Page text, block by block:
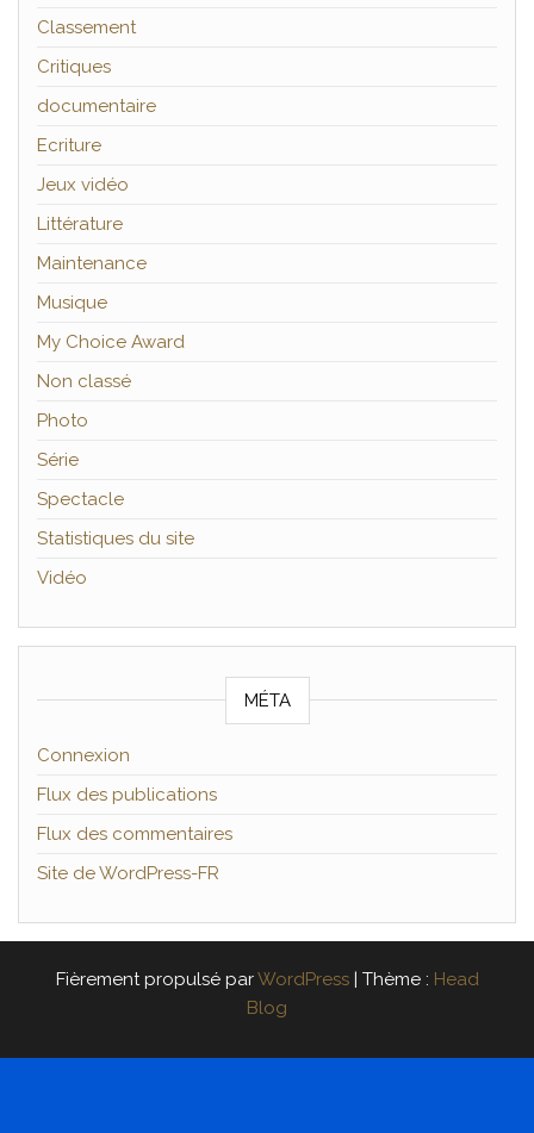
Classement
Critiques
documentaire
Ecriture
Jeux vidéo
Littérature
Maintenance
Musique
My Choice Award
Non classé
Photo
Série
Spectacle
Statistiques du site
Vidéo
MÉTA
Connexion
Flux des publications
Flux des commentaires
Site de WordPress-FR
Fièrement propulsé parWordPress | Thème : Head
Blog